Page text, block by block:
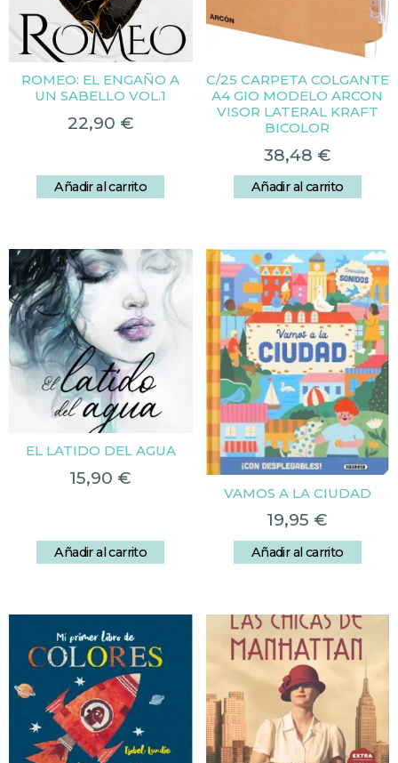
ROMEO: EL ENGAÑO A
UN SABELLO VOL.1
22,90 €
Añadir al carrito
C/25 CARPETA COLGANTE
A4 GIO MODELO ARCON
VISOR LATERAL KRAFT
BICOLOR
38,48 €
Añadir al carrito
EL LATIDO DEL AGUA
15,90 €
Añadir al carrito
VAMOS A LA CIUDAD
19,95 €
Añadir al carrito